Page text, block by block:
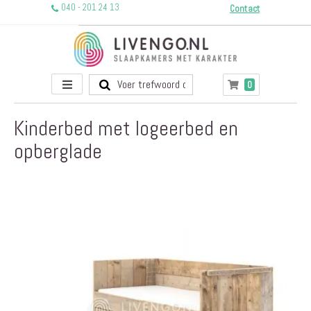
040 - 201 24 13 Contact
Toggle
Nav
Winkelwagen
0producten
Kinderbed met logeerbed en
opberglade